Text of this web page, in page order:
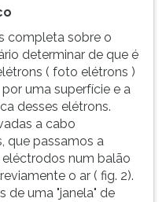
completa sobre o
determinar de que é
( foto elétrons )
uma superfície e a
desses elétrons.
a cabo
que passamos a
num balão
o ar ( fig. 2).
de uma "janela" de